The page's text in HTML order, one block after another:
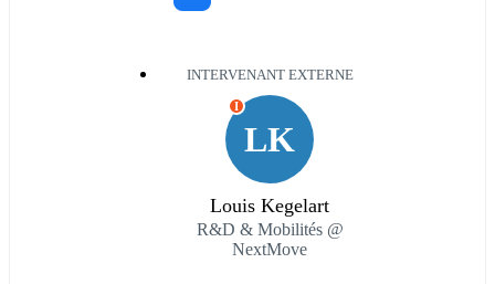
INTERVENANT EXTERNE
LK
I
Louis Kegelart
R&D & Mobilités @
NextMove